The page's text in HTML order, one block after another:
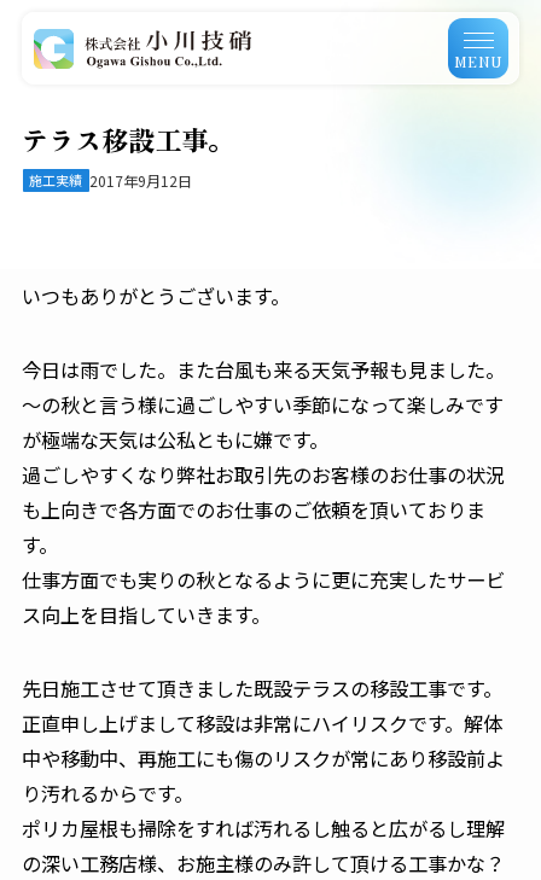
MENU
テラス移設工事。
施工実績 2017年9月12日
いつもありがとうございます。
今日は雨でした。また台風も来る天気予報も見ました。
〜の秋と言う様に過ごしやすい季節になって楽しみです
が極端な天気は公私ともに嫌です。
過ごしやすくなり弊社お取引先のお客様のお仕事の状況
も上向きで各方面でのお仕事のご依頼を頂いておりま
す。
仕事方面でも実りの秋となるように更に充実したサービ
ス向上を目指していきます。
先日施工させて頂きました既設テラスの移設工事です。
正直申し上げまして移設は非常にハイリスクです。解体
中や移動中、再施工にも傷のリスクが常にあり移設前よ
り汚れるからです。
ポリカ屋根も掃除をすれば汚れるし触ると広がるし理解
の深い工務店様、お施主様のみ許して頂ける工事かな？